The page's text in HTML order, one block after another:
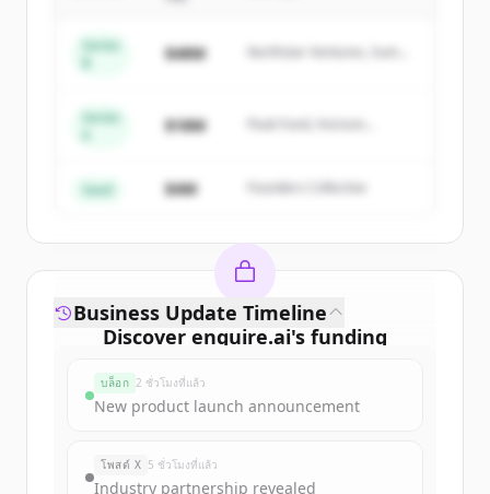
New accounts include trial credits to
get started.
Create Free Account
Series
$48M
Northstar Ventures, Summit
Series
$18M
Peak Fund, Horizon
Seed $4M Founders Collective
Discover enquire.ai's funding
Sign up for free to view allfunding
New accounts include trial credits to
get started.
Business Update Timeline
บล็อก 2 ชั่วโมงที่แล้ว
New product launch announcement
โพสต์ X 5 ชั่วโมงที่แล้ว
Industry partnership revealed